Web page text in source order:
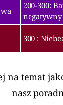
200-300:
negatywny
300 :
na temat
nasz